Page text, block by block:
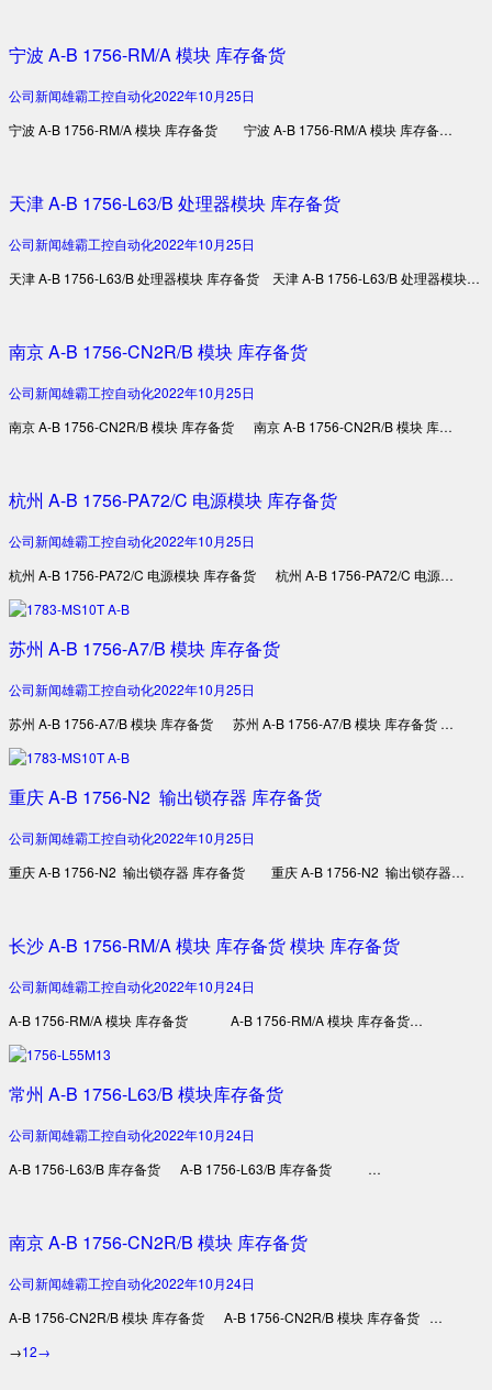
宁波 A-B 1756-RM/A 模块 库存备货
公司新闻雄霸工控自动化2022年10月25日
宁波 A-B 1756-RM/A 模块 库存备货 宁波 A-B 1756-RM/A 模块 库存备…
天津 A-B 1756-L63/B 处理器模块 库存备货
公司新闻雄霸工控自动化2022年10月25日
天津 A-B 1756-L63/B 处理器模块 库存备货 天津 A-B 1756-L63/B 处理器模块…
南京 A-B 1756-CN2R/B 模块 库存备货
公司新闻雄霸工控自动化2022年10月25日
南京 A-B 1756-CN2R/B 模块 库存备货 南京 A-B 1756-CN2R/B 模块 库…
杭州 A-B 1756-PA72/C 电源模块 库存备货
公司新闻雄霸工控自动化2022年10月25日
杭州 A-B 1756-PA72/C 电源模块 库存备货 杭州 A-B 1756-PA72/C 电源…
苏州 A-B 1756-A7/B 模块 库存备货
公司新闻雄霸工控自动化2022年10月25日
苏州 A-B 1756-A7/B 模块 库存备货 苏州 A-B 1756-A7/B 模块 库存备货 …
重庆 A-B 1756-N2 输出锁存器 库存备货
公司新闻雄霸工控自动化2022年10月25日
重庆 A-B 1756-N2 输出锁存器 库存备货 重庆 A-B 1756-N2 输出锁存器…
长沙 A-B 1756-RM/A 模块 库存备货 模块 库存备货
公司新闻雄霸工控自动化2022年10月24日
A-B 1756-RM/A 模块 库存备货 A-B 1756-RM/A 模块 库存备货…
常州 A-B 1756-L63/B 模块库存备货
公司新闻雄霸工控自动化2022年10月24日
A-B 1756-L63/B 库存备货 A-B 1756-L63/B 库存备货 …
南京 A-B 1756-CN2R/B 模块 库存备货
公司新闻雄霸工控自动化2022年10月24日
A-B 1756-CN2R/B 模块 库存备货 A-B 1756-CN2R/B 模块 库存备货 …
→12→